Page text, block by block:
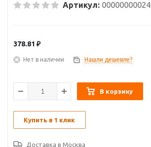
Артикул: 00000000024
378.81 ₽
Нет в наличии Нашли дешевле?
В корзину
Купить в 1 клик
Доставка в Москва